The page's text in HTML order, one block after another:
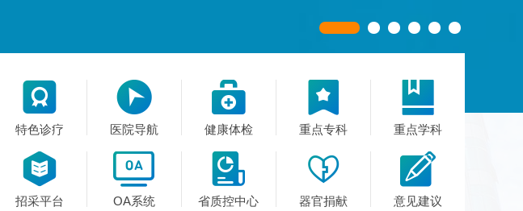

特色诊疗

医院导航

健康体检

重点专科

重点学科

招采平台

OA系统

省质控中心

器官捐献

意见建议